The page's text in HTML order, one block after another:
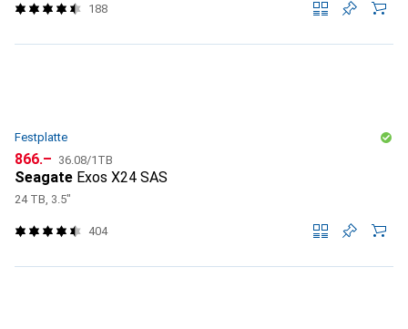
188
Festplatte
CHF
866.– CHF
36.08/1TB
Seagate Exos X24 SAS
24 TB, 3.5"
404